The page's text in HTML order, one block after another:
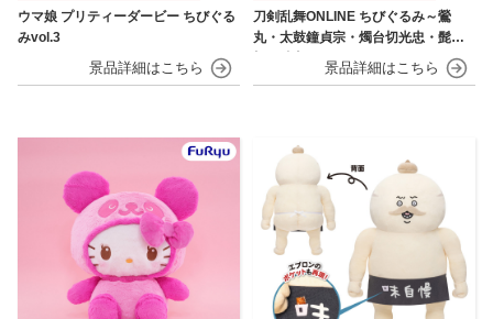
ウマ娘 プリティーダービー ちびぐる
みvol.3
刀剣乱舞ONLINE ちびぐるみ～鶯
丸・太鼓鐘貞宗・燭台切光忠・髭